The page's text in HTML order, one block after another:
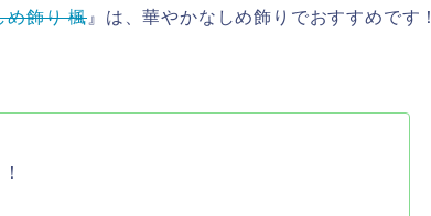
め飾り 楓 』は、華やかなしめ飾りでおすすめです！